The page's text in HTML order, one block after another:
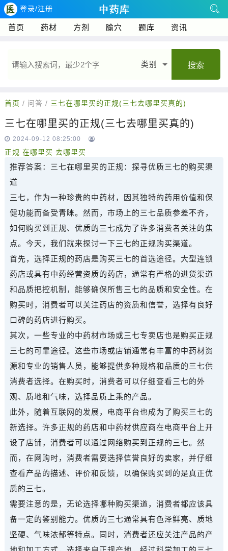
登录/注册
首页 药材 方剂 腧穴 题库 资讯
类别 搜索
首页 / 问答 / 三七在哪里买的正规(三七去哪里买真的)
三七在哪里买的正规(三七去哪里买真的)
2024-09-12 08:25:00
正规 在哪里买 去哪里买
推荐答案： 三七在哪里买的正规：探寻优质三七的购买渠
道
三七，作为一种珍贵的中药材，因其独特的药用价值和保
健功能而备受青睐。然而，市场上的三七品质参差不齐，
如何购买到正规、优质的三七成为了许多消费者关注的焦
点。今天，我们就来探讨一下三七的正规购买渠道。
首先，选择正规的药店是购买三七的首选途径。大型连锁
药店或具有中药经营资质的药店，通常有严格的进货渠道
和品质把控机制，能够确保所售三七的品质和安全性。在
购买时，消费者可以关注药店的资质和信誉，选择有良好
口碑的药店进行购买。
其次，一些专业的中药材市场或三七专卖店也是购买正规
三七的可靠途径。这些市场或店铺通常有丰富的中药材资
源和专业的销售人员，能够提供多种规格和品质的三七供
消费者选择。在购买时，消费者可以仔细查看三七的外
观、质地和气味，选择品质上乘的产品。
此外，随着互联网的发展，电商平台也成为了购买三七的
新选择。许多正规的药店和中药材供应商在电商平台上开
设了店铺，消费者可以通过网络购买到正规的三七。然
而，在网购时，消费者需要选择信誉良好的卖家，并仔细
查看产品的描述、评价和反馈，以确保购买到的是真正优
质的三七。
需要注意的是，无论选择哪种购买渠道，消费者都应该具
备一定的鉴别能力。优质的三七通常具有色泽鲜亮、质地
坚硬、气味浓郁等特点。同时，消费者还应关注产品的产